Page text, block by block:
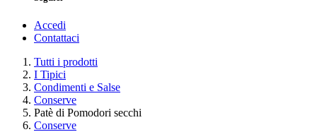
Accedi
Contattaci
Tutti i prodotti
I Tipici
Condimenti e Salse
Conserve
Patè di Pomodori secchi
Conserve